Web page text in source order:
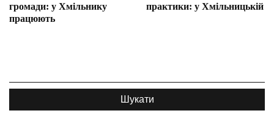
громади: у Хмільнику
працюють
практики: у Хмільницькій